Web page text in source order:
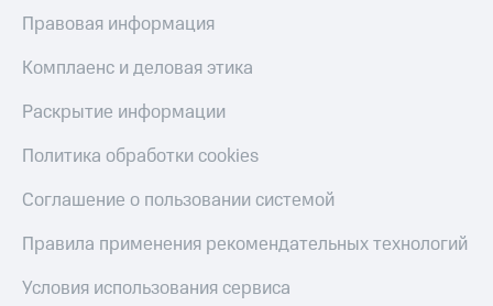
Правовая информация
Комплаенс и деловая этика
Раскрытие информации
Политика обработки cookies
Соглашение о пользовании системой
Правила применения рекомендательных технологий
Условия использования сервиса